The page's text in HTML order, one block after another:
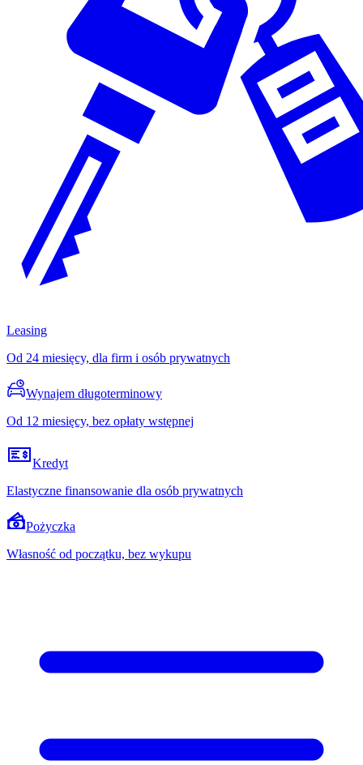
Leasing
Od 24 miesięcy, dla firm i osób prywatnych
Wynajem długoterminowy
Od 12 miesięcy, bez opłaty wstępnej
Kredyt
Elastyczne finansowanie dla osób prywatnych
Pożyczka
Własność od początku, bez wykupu